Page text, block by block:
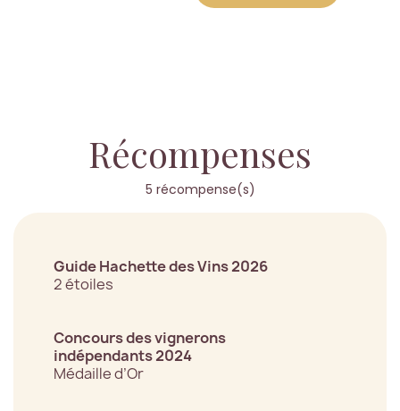
Récompenses
5 récompense(s)
Guide Hachette des Vins 2026
2 étoiles
Concours des vignerons
indépendants 2024
Médaille d’Or